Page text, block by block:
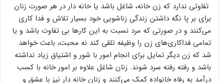
تفاوتی ندارد که زن خانه، شاغل باشد یا خانه دار در هر صورت زنان
برای بر پا نگه داشتن زندگی زناشویی خود بسیار تلاش و فدا کاری
می‌کنند و در صورتی که مرد نسبت به این کار‌ها بی تفاوت باشد و یا
تمامی فداکاری‌های زن را وظیفه تلقی کند نه محبت، باعث خواهد
شد که زن دیگر تمایل برای انجام امور با شور و اشتیاق زیاد نداشته
باشد و رفته رفته سرد شوند. زنان شاغل علاوه بر امور خانه با کسب
درآمد به رفاه خانواده کمک می‌کنند و زنان خانه دار نیز با عشق و